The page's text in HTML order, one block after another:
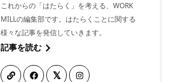
これからの「はたらく」を考える、WORK
MILLの編集部です。はたらくことに関する
様々な記事を発信していきます。
記事を読む